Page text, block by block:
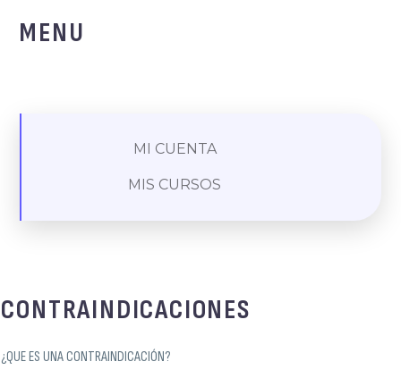
MENU
MI CUENTA
MIS CURSOS
CONTRAINDICACIONES
¿QUE ES UNA CONTRAINDICACIÓN?